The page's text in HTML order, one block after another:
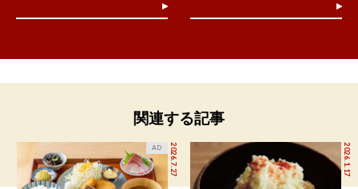
関連する記事
2026.7.27
AD 2026.1.17